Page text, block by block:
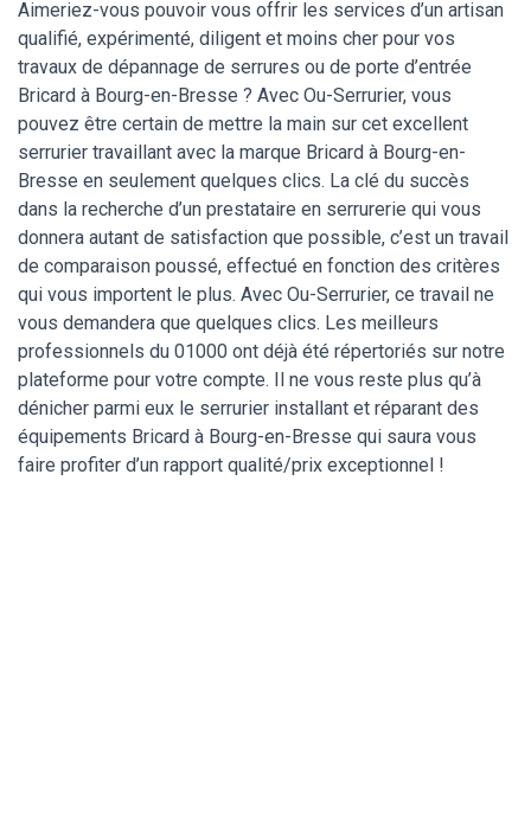
Aimeriez-vous pouvoir vous offrir les services d’un artisan
qualifié, expérimenté, diligent et moins cher pour vos
travaux de dépannage de serrures ou de porte d’entrée
Bricard à Bourg-en-Bresse ? Avec Ou-Serrurier, vous
pouvez être certain de mettre la main sur cet excellent
serrurier travaillant avec la marque Bricard à Bourg-en-
Bresse en seulement quelques clics. La clé du succès
dans la recherche d’un prestataire en serrurerie qui vous
donnera autant de satisfaction que possible, c’est un travail
de comparaison poussé, effectué en fonction des critères
qui vous importent le plus. Avec Ou-Serrurier, ce travail ne
vous demandera que quelques clics. Les meilleurs
professionnels du 01000 ont déjà été répertoriés sur notre
plateforme pour votre compte. Il ne vous reste plus qu’à
dénicher parmi eux le serrurier installant et réparant des
équipements Bricard à Bourg-en-Bresse qui saura vous
faire profiter d’un rapport qualité/prix exceptionnel !